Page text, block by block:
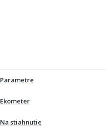
Parametre
Ekometer
Na stiahnutie